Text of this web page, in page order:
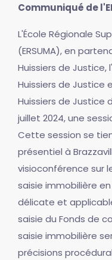
Communiqué de
L'École Régionale
(ERSUMA), en
Huissiers de Justice,
Huissiers de Justice
Huissiers de Justice
juillet 2024, une
Cette session se
présentiel à
visioconférence sur
saisie immobilière en
délicate et
saisie du Fonds de
saisie immobilière
précisions